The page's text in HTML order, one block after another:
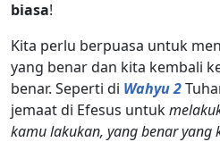
biasa!
Kita perlu berpuasa untuk
yang benar dan kita kembali
benar. Seperti di Wahyu 2
jemaat di Efesus untuk
kamu lakukan, yang benar yang